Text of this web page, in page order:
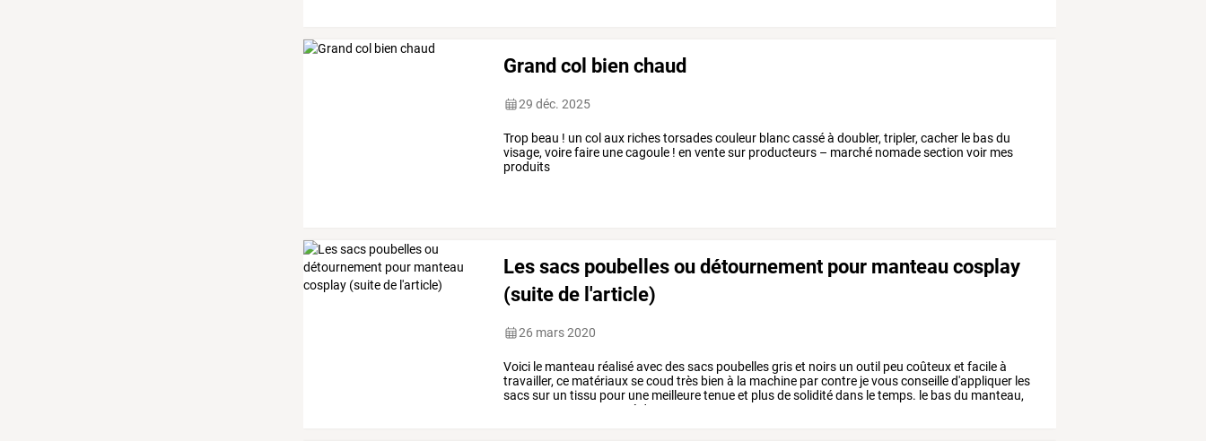
Grand col bien chaud
29 déc. 2025
Trop beau ! un col aux riches torsades couleur blanc cassé à doubler, tripler, cacher le bas du
visage, voire faire une cagoule ! en vente sur producteurs – marché nomade section voir mes
produits
Les sacs poubelles ou détournement pour manteau cosplay
(suite de l'article)
26 mars 2020
Voici le manteau réaliséavecdessacs poubellesgriset noirs un outil peu coûteuxet facileà
travailler, ce matériauxsecoud très bien à la machine parcontre jevousconseilled'appliquer les
sacssur un tissu pour une meilleuretenueet plusdesoliditédans letemps. le basdu manteau,
composé de